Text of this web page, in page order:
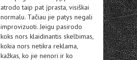
atrodo taip pat įprasta, visiškai
normalu. Tačiau jie patys negali
improvizuoti. Jeigu pasirodo
koks nors klaidinantis skelbimas,
kokia nors netikra reklama,
kažkas, ko jie nenori ir ko